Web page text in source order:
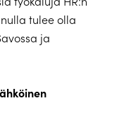
tulee olla
ja